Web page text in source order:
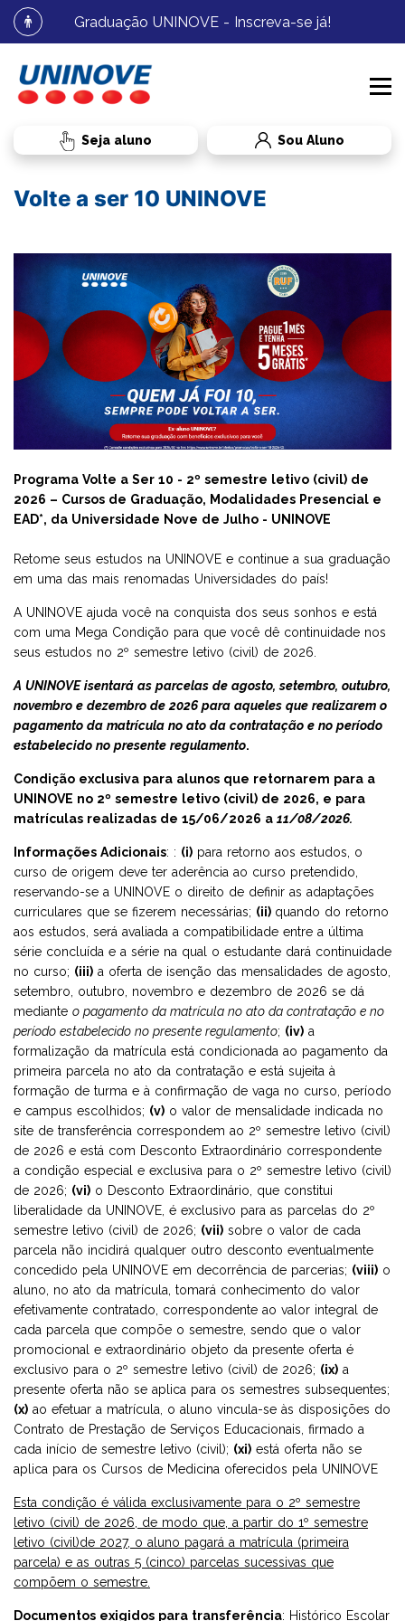
Graduação UNINOVE - Inscreva-se já!
Sou Aluno
PROCESSOS SELETIVOS
MEDICINA
GRADUAÇÃO
RESIDÊNCIA MÉDICA
TRANSFERÊNCIA
VOLTE A SER 10
ESPECIALIZAÇÃO E MBA
PÓS-GRADUAÇÃO MÉDICA -APRIMORAMENTO EM CIRURGIA
APRIMORAMENTO
MESTRADO E DOUTORADO
CURSOS TÉCNICOS
ESPECIALIZAÇÃO TÉCNICA
EJA - EDUCAÇÃO PARA JOVENS E ADULTOS
FIES
PROUNI
CURSOS
MEDICINA
RESIDÊNCIA MÉDICA
GRADUAÇÃO
ESPECIALIZAÇÃO E MBA
MESTRADO E DOUTORADO
CURSOS TÉCNICOS
APRIMORAMENTO
CURSOS LIVRES
EJA
INSTITUCIONAL
RADAR UNINOVE
AVALIAÇÃO INSTITUCIONAL
FALE CONOSCO
DIRETORIA DE PESQUISA
BENEFÍCIOS AO ALUNO
E-BOOKS
EGRESSOS UNINOVE
HOSPITAL VETERINÁRIO DA UNINOVE
ESTÁGIO E CARREIRA
AMBULATÓRIO INTEGRADO DE SAÚDE
NAPP
BIBLIOTECA
UNIDADES
FACULDADE NOVE DE JULHO DE BAURU
FACULDADE NOVE DE JULHO DE GUARULHOS
FACULDADE NOVE DE JULHO DE MAUÁ
FACULDADE NOVE DE JULHO DE OSASCO
FACULDADE MARECHAL RONDON
SEJA UM POLO PARCEIRO
PROMOÇÕES
RESULTADOS E MATRÍCULA
MEDICINA
RESIDÊNCIA MÉDICA
GRADUAÇÃO UNINOVE
FACULDADES NOVE DE JULHO
MESTRADO E DOUTORADO
CURSOS TÉCNICOS
EJA
PÓS-GRADUAÇÃO MÉDICA -APRIMORAMENTO EM CIRURGIA
ENSINO REGULAR E EJA
Volte a ser 10 UNINOVE
Programa Volte a Ser 10 - 2º semestre letivo (civil) de
2026 – Cursos de Graduação, Modalidades Presencial e
EAD*, da Universidade Nove de Julho - UNINOVE
Retome seus estudos na UNINOVE e continue a sua graduação
em uma das mais renomadas Universidades do país!
A UNINOVE ajuda você na conquista dos seus sonhos e está
com uma Mega Condição para que você dê continuidade nos
seus estudos no 2º semestre letivo (civil) de 2026.
A UNINOVE isentará as parcelas de agosto, setembro, outubro,
novembro e dezembro de 2026 para aqueles que realizarem o
pagamento da matrícula no ato da contratação e no período
estabelecido no presente regulamento.
Condição exclusiva para alunos que retornarem para a
UNINOVE no 2º semestre letivo (civil) de 2026, e para
matrículas realizadas de 15/06/2026 a 11/08/2026.
Informações Adicionais: : (i) para retorno aos estudos, o
curso de origem deve ter aderência ao curso pretendido,
reservando-se a UNINOVE o direito de definir as adaptações
curriculares que se fizerem necessárias; (ii) quando do retorno
aos estudos, será avaliada a compatibilidade entre a última
série concluída e a série na qual o estudante dará continuidade
no curso; (iii) a oferta de isenção das mensalidades de agosto,
setembro, outubro, novembro e dezembro de 2026 se dá
mediante o pagamento da matrícula no ato da contratação e no
período estabelecido no presente regulamento; (iv) a
formalização da matrícula está condicionada ao pagamento da
primeira parcela no ato da contratação e está sujeita à
formação de turma e à confirmação de vaga no curso, período
e campus escolhidos; (v) o valor de mensalidade indicada no
site de transferência correspondem ao 2º semestre letivo (civil)
de 2026 e está com Desconto Extraordinário correspondente
a condição especial e exclusiva para o 2º semestre letivo (civil)
de 2026; (vi) o Desconto Extraordinário, que constitui
liberalidade da UNINOVE, é exclusivo para as parcelas do 2º
semestre letivo (civil) de 2026; (vii) sobre o valor de cada
parcela não incidirá qualquer outro desconto eventualmente
concedido pela UNINOVE em decorrência de parcerias; (viii) o
aluno, no ato da matrícula, tomará conhecimento do valor
efetivamente contratado, correspondente ao valor integral de
cada parcela que compõe o semestre, sendo que o valor
promocional e extraordinário objeto da presente oferta é
exclusivo para o 2º semestre letivo (civil) de 2026; (ix) a
presente oferta não se aplica para os semestres subsequentes;
(x) ao efetuar a matrícula, o aluno vincula-se às disposições do
Contrato de Prestação de Serviços Educacionais, firmado a
cada início de semestre letivo (civil); (xi) está oferta não se
aplica para os Cursos de Medicina oferecidos pela UNINOVE
Esta condição é válida exclusivamente para o 2º semestre
letivo (civil) de 2026, de modo que, a partir do 1º semestre
letivo (civil)de 2027, o aluno pagará a matrícula (primeira
parcela) e as outras 5 (cinco) parcelas sucessivas que
compõem o semestre.
Documentos exigidos para transferência: Histórico Escolar